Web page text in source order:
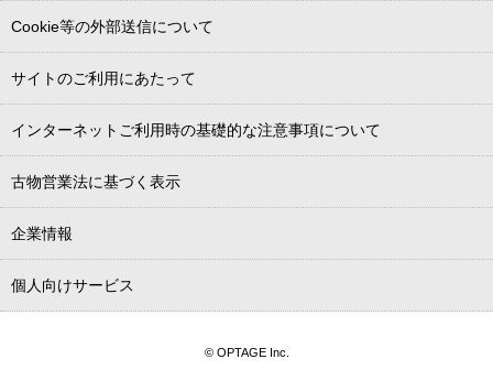
Cookie等の外部送信について
サイトのご利用にあたって
インターネットご利用時の基礎的な注意事項について
古物営業法に基づく表示
企業情報
個人向けサービス
© OPTAGE Inc.